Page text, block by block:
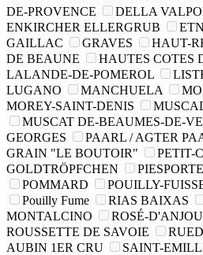
DE-PROVENCE
DELLA
ENKIRCHER ELLERGRUB
GAILLAC
GRAVES HAUT-
DE BEAUNE
HAUTES COTES
LALANDE-DE-POMEROL
LUGANO
MANCHUELA
MOREY-SAINT-DENIS
MUSCAT DE-BEAUMES-DE-
GEORGES
PAARL / AGTER
GRAIN "LE BOUTOIR"
PETIT-
GOLDTRÖPFCHEN
POMMARD
POUILLY-
Pouilly Fume
RIAS BAIXAS
MONTALCINO
ROSÉ-D'ANJOU
ROUSSETTE DE SAVOIE
AUBIN 1ER CRU
SAINT-